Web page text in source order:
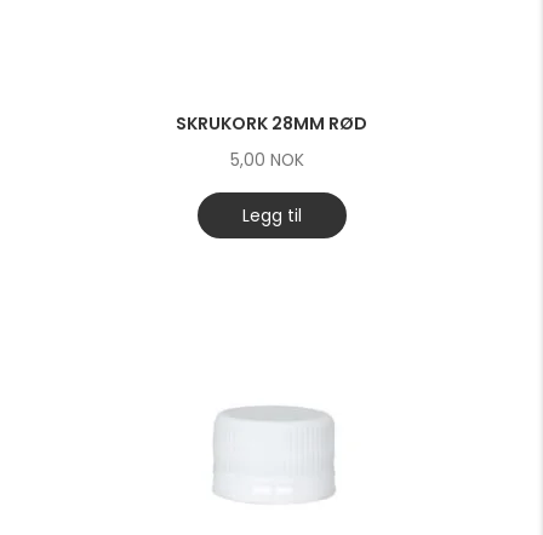
SKRUKORK 28MM RØD
5,00 NOK
Legg til